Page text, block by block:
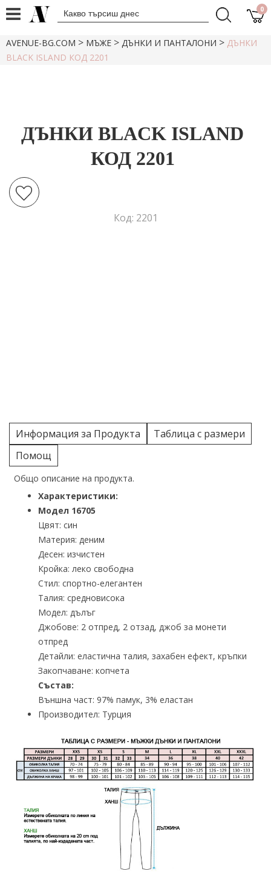
0
AVENUE-BG.COM > МЪЖЕ > ДЪНКИ И ПАНТАЛОНИ > ДЪНКИ
BLACK ISLAND КОД 2201
ДЪНКИ BLACK ISLAND
КОД 2201
Код: 2201
Информация за Продукта
Таблица с размери
Помощ
Общо описание на продукта.
Характеристики:
Модел 16705
Цвят: син
Материя: деним
Десен: изчистен
Кройка: леко свободна
Стил: спортно-елегантен
Талия: средновисока
Модел: дълъг
Джобове: 2 отпред, 2 отзад, джоб за монети
отпред
Детайли: еластична талия, захабен ефект, кръпки
Закопчаване: копчета
Състав:
Външна част: 97% памук, 3% еластан
Производител: Турция